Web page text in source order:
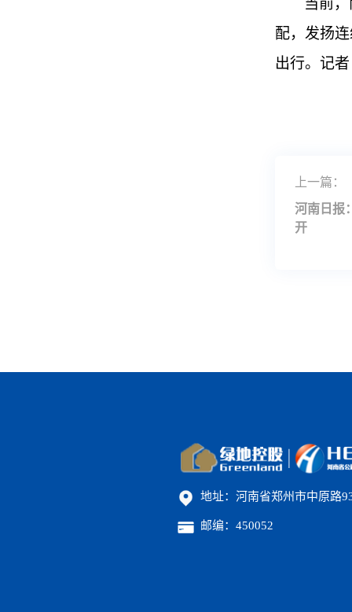
当前
配，发扬
出行。记
上一篇：
河南日报
开
地址：河南省郑州市中原路
邮编：450052